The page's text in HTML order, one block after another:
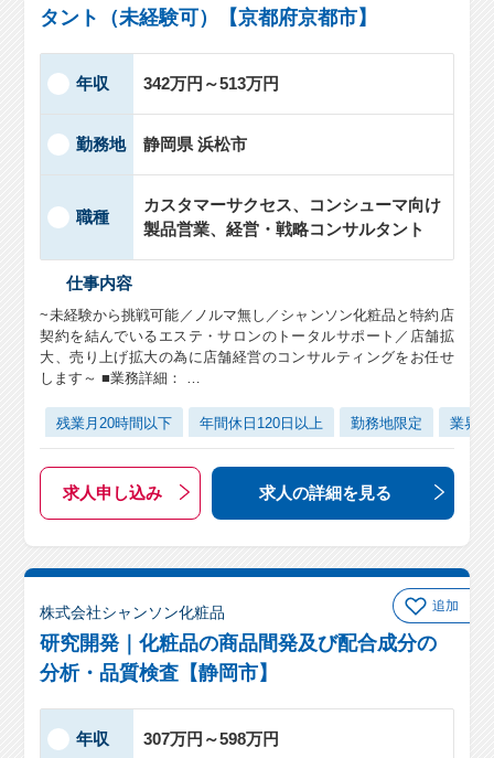
タント（未経験可）【京都府京都市】
年収 342万円～513万円
勤務地 静岡県 浜松市
職種
カスタマーサクセス、コンシューマ向け
製品営業、経営・戦略コンサルタント
仕事内容
~未経験から挑戦可能／ノルマ無し／シャンソン化粧品と特約店
契約を結んでいるエステ・サロンのトータルサポート／店舗拡
大、売り上げ拡大の為に店舗経営のコンサルティングをお任せ
します～ ■業務詳細： …
残業月20時間以下 年間休日120日以上 勤務地限定 業界
求人申し込み 求人の詳細を見る
追加
株式会社シャンソン化粧品
研究開発｜化粧品の商品間発及び配合成分の
分析・品質検査【静岡市】
年収 307万円～598万円